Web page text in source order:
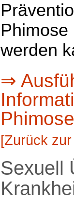
werden
⇒
Phimose
[Zurück
Sexuell